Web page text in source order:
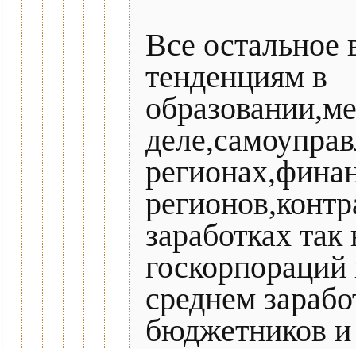
Все остальное
тенденциям в
заработках
среднем
бюджетников и